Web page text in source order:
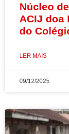
Núcleo
ACIJ doa
do
LER MAIS
09/12/2025